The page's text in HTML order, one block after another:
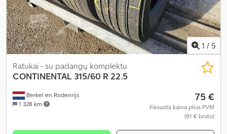
1 / 5
Berkel en Rodenrijs
1 328 km
Ratukai - su padangų komplektu
CONTINENTAL 315/60 R 22.5
75 €
Fiksuota kaina plius PVM
(91 € bruto)